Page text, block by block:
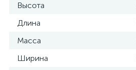
Высота
Длина
Масса
Ширина